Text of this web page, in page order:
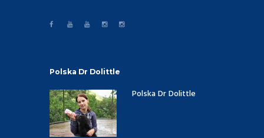
Polska Dr Dolittle
Polska Dr Dolittle